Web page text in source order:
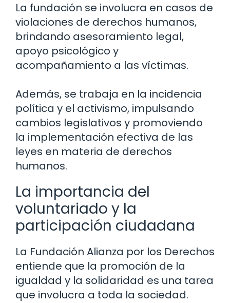
La fundación se involucra en casos de
violaciones de derechos humanos,
brindando asesoramiento legal,
apoyo psicológico y
acompañamiento a las víctimas.
Además, se trabaja en la incidencia
política y el activismo, impulsando
cambios legislativos y promoviendo
la implementación efectiva de las
leyes en materia de derechos
humanos.
La importancia del
voluntariado y la
participación ciudadana
La Fundación Alianza por los Derechos
entiende que la promoción de la
igualdad y la solidaridad es una tarea
que involucra a toda la sociedad.